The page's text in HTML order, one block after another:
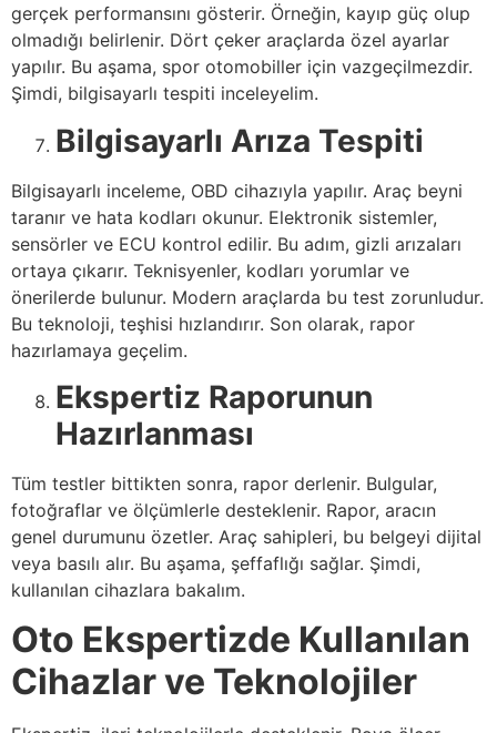
gerçek performansını gösterir. Örneğin, kayıp güç olup
olmadığı belirlenir. Dört çeker araçlarda özel ayarlar
yapılır. Bu aşama, spor otomobiller için vazgeçilmezdir.
Şimdi, bilgisayarlı tespiti inceleyelim.
Bilgisayarlı Arıza Tespiti
Bilgisayarlı inceleme, OBD cihazıyla yapılır. Araç beyni
taranır ve hata kodları okunur. Elektronik sistemler,
sensörler ve ECU kontrol edilir. Bu adım, gizli arızaları
ortaya çıkarır. Teknisyenler, kodları yorumlar ve
önerilerde bulunur. Modern araçlarda bu test zorunludur.
Bu teknoloji, teşhisi hızlandırır. Son olarak, rapor
hazırlamaya geçelim.
Ekspertiz Raporunun
Hazırlanması
Tüm testler bittikten sonra, rapor derlenir. Bulgular,
fotoğraflar ve ölçümlerle desteklenir. Rapor, aracın
genel durumunu özetler. Araç sahipleri, bu belgeyi dijital
veya basılı alır. Bu aşama, şeffaflığı sağlar. Şimdi,
kullanılan cihazlara bakalım.
Oto Ekspertizde Kullanılan
Cihazlar ve Teknolojiler